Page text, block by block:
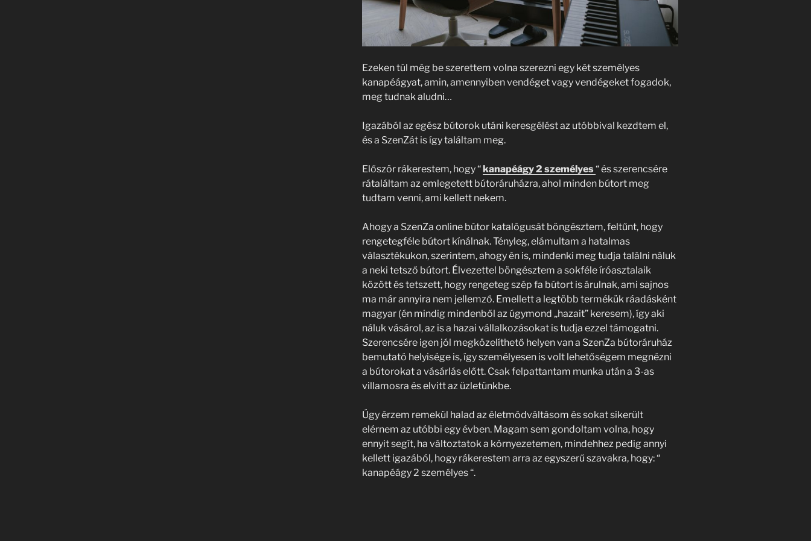
Ezeken túl még be szerettem volna szerezni egy két személyes
kanapéágyat, amin, amennyiben vendéget vagy vendégeket fogadok,
meg tudnak aludni…
Igazából az egész bútorok utáni keresgélést az utóbbival kezdtem el,
és a SzenZát is így találtam meg.
Először rákerestem, hogy “kanapéágy 2 személyes“ és szerencsére
rátaláltam az emlegetett bútoráruházra, ahol minden bútort meg
tudtam venni, ami kellett nekem.
Ahogy a SzenZa online bútor katalógusát böngésztem, feltűnt, hogy
rengetegféle bútort kínálnak. Tényleg, elámultam a hatalmas
választékukon, szerintem, ahogy én is, mindenki meg tudja találni náluk
a neki tetsző bútort. Élvezettel böngésztem a sokféle íróasztalaik
között és tetszett, hogy rengeteg szép fa bútort is árulnak, ami sajnos
ma már annyira nem jellemző. Emellett a legtöbb termékük ráadásként
magyar (én mindig mindenből az úgymond „hazait” keresem), így aki
náluk vásárol, az is a hazai vállalkozásokat is tudja ezzel támogatni.
Szerencsére igen jól megközelíthető helyen van a SzenZa bútoráruház
bemutató helyisége is, így személyesen is volt lehetőségem megnézni
a bútorokat a vásárlás előtt. Csak felpattantam munka után a 3-as
villamosra és elvitt az üzletünkbe.
Úgy érzem remekül halad az életmódváltásom és sokat sikerült
elérnem az utóbbi egy évben. Magam sem gondoltam volna, hogy
ennyit segít, ha változtatok a környezetemen, mindehhez pedig annyi
kellett igazából, hogy rákerestem arra az egyszerű szavakra, hogy: “
kanapéágy 2 személyes “.